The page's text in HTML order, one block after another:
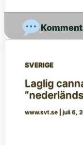
SVERIGE
Laglig
www.svt.se juli 6,